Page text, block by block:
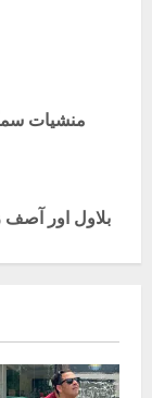
منشیات
بلاول اور